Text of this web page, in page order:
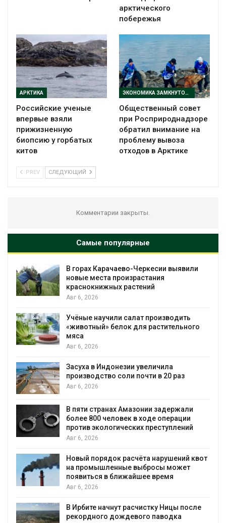
арктического
побережья
АРКТИКА
Российские ученые
впервые взяли
прижизненную
биопсию у горбатых
китов
ЭКОНОМИКА ЗАМКНУТОГО ЦИКЛА
Общественный совет
при Росприроднадзоре
обратил внимание на
проблему вывоза
отходов в Арктике
PREV СЛЕДУЮЩИЙ
Комментарии закрыты.
Самые популярные
В горах Карачаево-Черкесии выявили
новые места произрастания
краснокнижных растений
Авг 6, 2026
Учёные научили салат производить
«животный» белок для растительного
мяса
Авг 6, 2026
Засуха в Индонезии увеличила
производство соли почти в 20 раз
Авг 6, 2026
В пяти странах Амазонии задержали
более 800 человек в ходе операции
против экологических преступлений
Авг 6, 2026
Новый порядок расчёта нарушений квот
на промышленные выбросы может
появиться в ближайшее время
Авг 6, 2026
В Ирбите начнут расчистку Ницы после
рекордного дождевого паводка